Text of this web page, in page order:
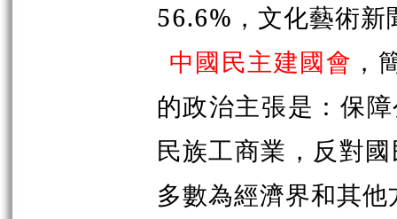
56.6%，文化藝術
中國民主建國會 ，
的政治主張是：保
民族工商業，反對
多數為經濟界和其